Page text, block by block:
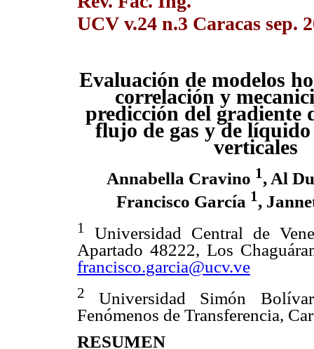
UCV v.24 n.3 Caracas sep.
Evaluación de modelos
correlación y
predicción del gradiente
flujo de gas y de
verticales
Annabella Cravino 1, Al
Francisco García 1,
1
Universidad Central de
Apartado 48222, Los
francisco.garcia@ucv.ve
2 Universidad Simón
Fenómenos de Transferencia,
RESUMEN